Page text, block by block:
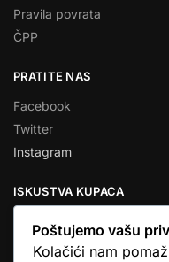
Pravila povrata
ČPP
PRATITE NAS
Facebook
Twitter
Instagram
ISKUSTVA KUPACA
Poštujemo vašu
Kolačići nam